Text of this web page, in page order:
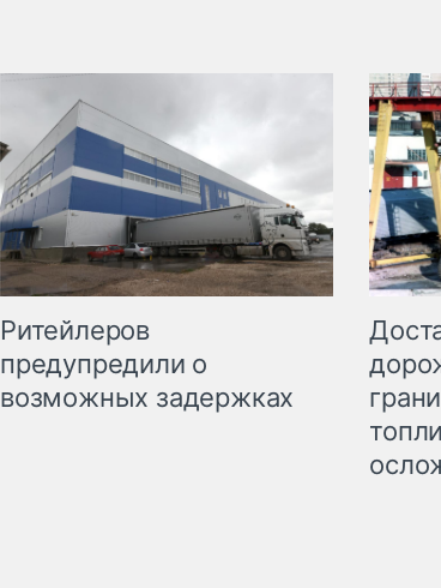
Ритейлеров
предупредили о
возможных задержках